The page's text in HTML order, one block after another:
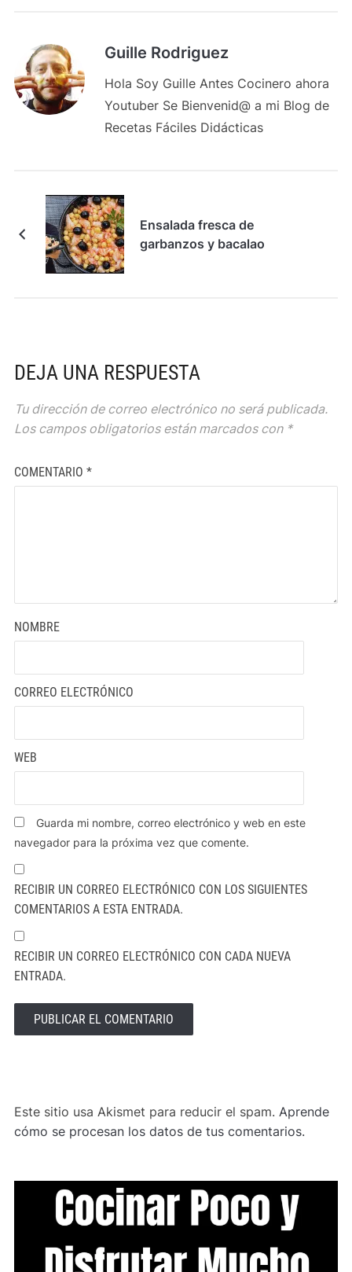
Guille Rodriguez
Hola Soy Guille Antes Cocinero ahora
Youtuber Se Bienvenid@ a mi Blog de
Recetas Fáciles Didácticas
Ensalada fresca de
garbanzos y bacalao
DEJA UNA RESPUESTA
Tu dirección de correo electrónico no será publicada.
Los campos obligatorios están marcados con *
COMENTARIO *
NOMBRE
CORREO ELECTRÓNICO
WEB
Guarda mi nombre, correo electrónico y web en este
navegador para la próxima vez que comente.
RECIBIR UN CORREO ELECTRÓNICO CON LOS SIGUIENTES
COMENTARIOS A ESTA ENTRADA.
RECIBIR UN CORREO ELECTRÓNICO CON CADA NUEVA
ENTRADA.
Este sitio usa Akismet para reducir el spam. Aprende
cómo se procesan los datos de tus comentarios.